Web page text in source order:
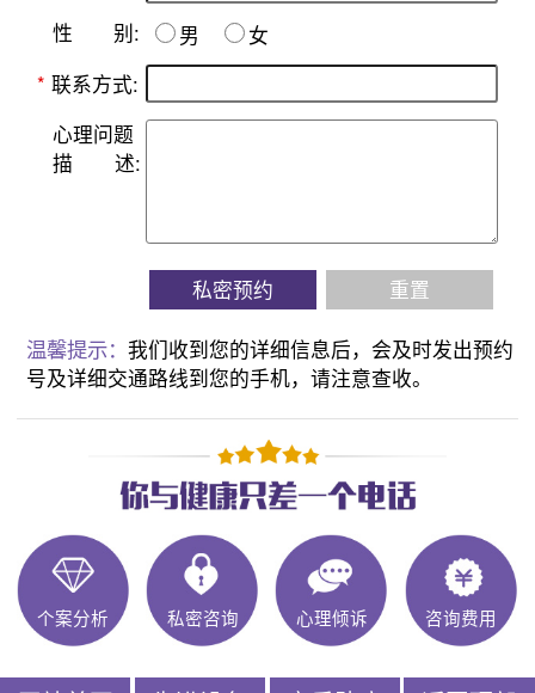
性 别: 男
女
* 联系方式:
心理问题
描
述:
私密预约 重置
温馨提示：我们收到您的详细信息后，会及时发出预约
号及详细交通路线到您的手机，请注意查收。
个案分析 私密咨询 心理倾诉 咨询费用